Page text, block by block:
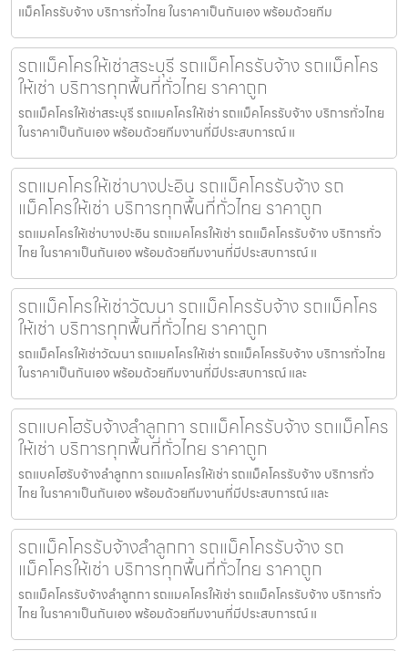
แม็คโครรับจ้าง บริการทั่วไทย ในราคาเป็นกันเอง พร้อมด้วยทีม
รถแม็คโครให้เช่าสระบุรี รถแม็คโครรับจ้าง รถแม็คโคร
ให้เช่า บริการทุกพื้นที่ทั่วไทย ราคาถูก
รถแม็คโครให้เช่าสระบุรี รถแมคโครให้เช่า รถแม็คโครรับจ้าง บริการทั่วไทย
ในราคาเป็นกันเอง พร้อมด้วยทีมงานที่มีประสบการณ์ แ
รถแมคโครให้เช่าบางปะอิน รถแม็คโครรับจ้าง รถ
แม็คโครให้เช่า บริการทุกพื้นที่ทั่วไทย ราคาถูก
รถแมคโครให้เช่าบางปะอิน รถแมคโครให้เช่า รถแม็คโครรับจ้าง บริการทั่ว
ไทย ในราคาเป็นกันเอง พร้อมด้วยทีมงานที่มีประสบการณ์ แ
รถแม็คโครให้เช่าวัฒนา รถแม็คโครรับจ้าง รถแม็คโคร
ให้เช่า บริการทุกพื้นที่ทั่วไทย ราคาถูก
รถแม็คโครให้เช่าวัฒนา รถแมคโครให้เช่า รถแม็คโครรับจ้าง บริการทั่วไทย
ในราคาเป็นกันเอง พร้อมด้วยทีมงานที่มีประสบการณ์ และ
รถแบคโฮรับจ้างลำลูกกา รถแม็คโครรับจ้าง รถแม็คโคร
ให้เช่า บริการทุกพื้นที่ทั่วไทย ราคาถูก
รถแบคโฮรับจ้างลำลูกกา รถแมคโครให้เช่า รถแม็คโครรับจ้าง บริการทั่ว
ไทย ในราคาเป็นกันเอง พร้อมด้วยทีมงานที่มีประสบการณ์ และ
รถแม็คโครรับจ้างลำลูกกา รถแม็คโครรับจ้าง รถ
แม็คโครให้เช่า บริการทุกพื้นที่ทั่วไทย ราคาถูก
รถแม็คโครรับจ้างลำลูกกา รถแมคโครให้เช่า รถแม็คโครรับจ้าง บริการทั่ว
ไทย ในราคาเป็นกันเอง พร้อมด้วยทีมงานที่มีประสบการณ์ แ